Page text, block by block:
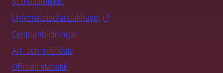
Universitetsdjursjukhuset
Centrumbildningar
Art- och miljödata
Officiell statistik